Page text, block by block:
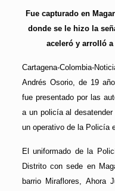
Fue capturado en
donde se le hizo la
aceleró y arrolló
Cartagena-Colombia-
Andrés Osorio, de 19
fue presentado por las
a un policía al
un operativo de la Policía
El uniformado de la
Distrito con sede en
barrio Miraflores, Ahora